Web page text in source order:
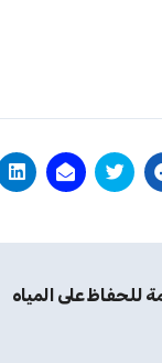
للحفاظ على المياه